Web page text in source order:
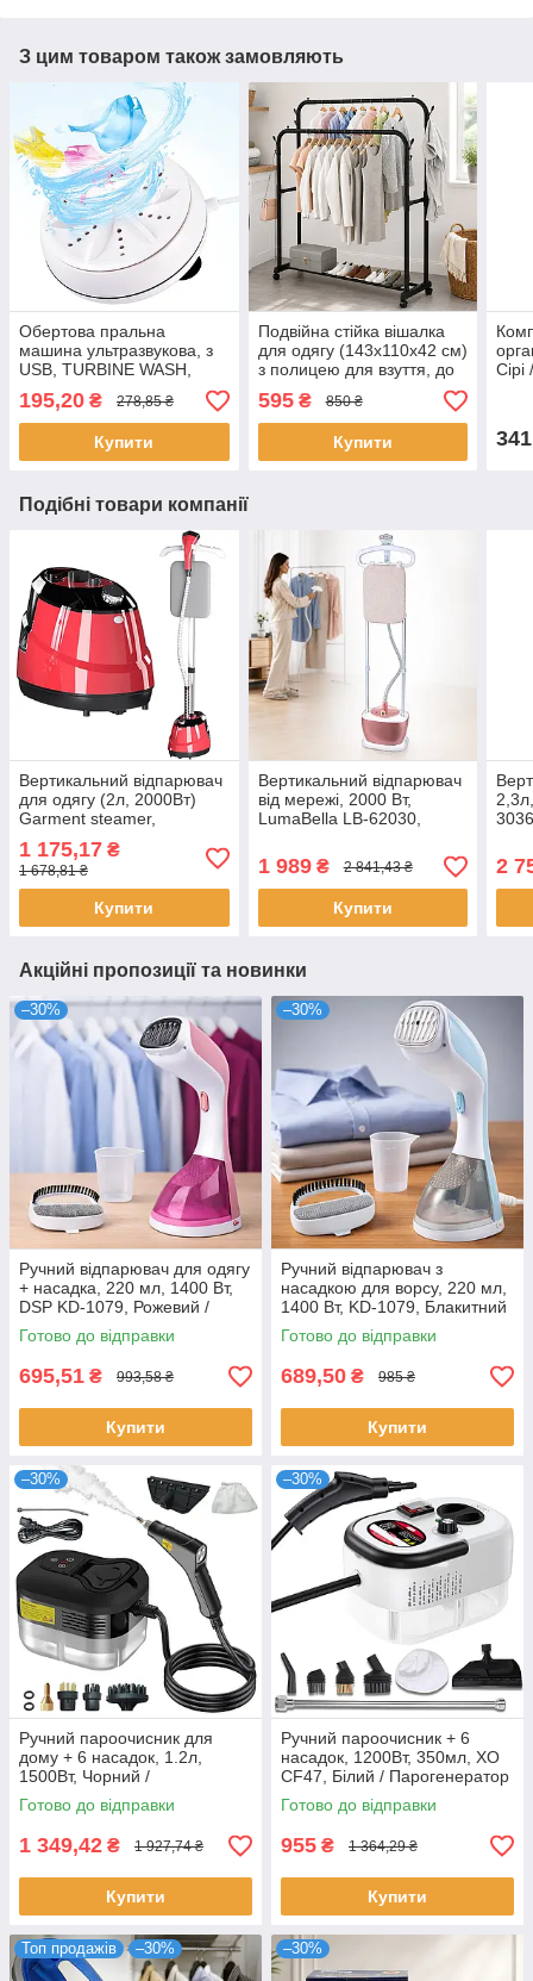
З цим товаром також замовляють
Обертова пральна
машина ультразвукова, з
USB, TURBINE WASH,
Біла / Портативна пральна
машинка
195,20 ₴ 278,85 ₴
Купити
Подвійна стійка вішалка
для одягу (143х110х42 см)
з полицею для взуття, до
30 кг, Double floor Hanger,
Чорний / Вішалка
металева
595₴ 850 ₴
Купити
Подібні товари компанії
Вертикальний відпарювач
для одягу (2л, 2000Вт)
Garment steamer,
Парогенератор / Парова
праска
1 175,17 ₴
1 678,81 ₴
Купити
Вертикальний відпарювач
від мережі, 2000 Вт,
LumaBella LB-62030,
Вертикальна праска
1 989₴ 2 841,43 ₴
Купити
/
2
Акційні пропозиції та новинки
–30%
Ручний відпарювач для одягу
+ насадка, 220 мл, 1400 Вт,
DSP KD-1079, Рожевий /
Вертикальний відпарювач /
Парова праска
Готово до відправки
695,51 ₴ 993,58 ₴
Купити
–30%
Ручний відпарювач з
насадкою для ворсу, 220 мл,
1400 Вт, KD-1079, Блакитний
/ Парова праска /
Вертикальний відпарювач
Готово до відправки
689,50 ₴ 985 ₴
Купити
–30%
Ручний пароочисник для
дому + 6 насадок, 1.2л,
1500Вт, Чорний /
Пароочисник високого тиску /
Парогенератор для
Готово до відправки
1 349,42 ₴ 1 927,74 ₴
Купити
–30%
Ручний пароочисник + 6
насадок, 1200Вт, 350мл, XO
CF47, Білий / Парогенератор
для прибирання /
Пароочисник для дому
Готово до відправки
955 ₴ 1 364,29 ₴
Купити
Топ продажів –30% –30%